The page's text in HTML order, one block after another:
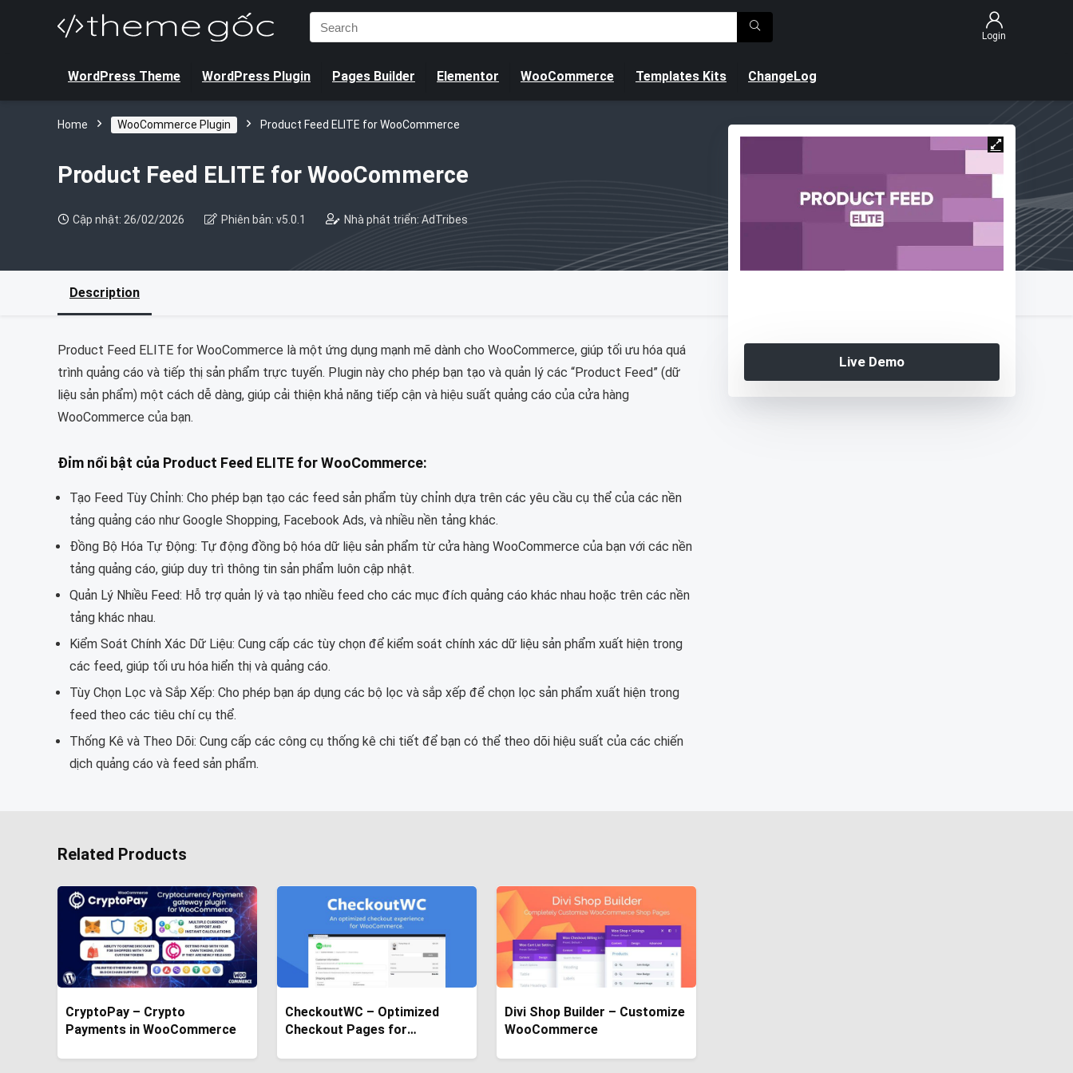
Search
for:
Login
WordPress Theme WordPress Plugin Pages Builder Elementor WooCommerce Templates Kits ChangeLog
Home WooCommerce Plugin Product Feed ELITE for WooCommerce
Product Feed ELITE for WooCommerce
Live Demo
Cập nhật: 26/02/2026 Phiên bản: v5.0.1 Nhà phát triển: AdTribes
Description
Product Feed ELITE for WooCommerce là một ứng dụng mạnh mẽ dành cho WooCommerce, giúp tối ưu hóa quá
trình quảng cáo và tiếp thị sản phẩm trực tuyến. Plugin này cho phép bạn tạo và quản lý các “Product Feed” (dữ
liệu sản phẩm) một cách dễ dàng, giúp cải thiện khả năng tiếp cận và hiệu suất quảng cáo của cửa hàng
WooCommerce của bạn.
Đỉm nổi bật của Product Feed ELITE for WooCommerce:
Tạo Feed Tùy Chỉnh: Cho phép bạn tạo các feed sản phẩm tùy chỉnh dựa trên các yêu cầu cụ thể của các nền
tảng quảng cáo như Google Shopping, Facebook Ads, và nhiều nền tảng khác.
Đồng Bộ Hóa Tự Động: Tự động đồng bộ hóa dữ liệu sản phẩm từ cửa hàng WooCommerce của bạn với các nền
tảng quảng cáo, giúp duy trì thông tin sản phẩm luôn cập nhật.
Quản Lý Nhiều Feed: Hỗ trợ quản lý và tạo nhiều feed cho các mục đích quảng cáo khác nhau hoặc trên các nền
tảng khác nhau.
Kiểm Soát Chính Xác Dữ Liệu: Cung cấp các tùy chọn để kiểm soát chính xác dữ liệu sản phẩm xuất hiện trong
các feed, giúp tối ưu hóa hiển thị và quảng cáo.
Tùy Chọn Lọc và Sắp Xếp: Cho phép bạn áp dụng các bộ lọc và sắp xếp để chọn lọc sản phẩm xuất hiện trong
feed theo các tiêu chí cụ thể.
Thống Kê và Theo Dõi: Cung cấp các công cụ thống kê chi tiết để bạn có thể theo dõi hiệu suất của các chiến
dịch quảng cáo và feed sản phẩm.
Related Products
CryptoPay – Crypto
Payments in WooCommerce
CheckoutWC – Optimized
Checkout Pages for
Divi Shop Builder – Customize
WooCommerce